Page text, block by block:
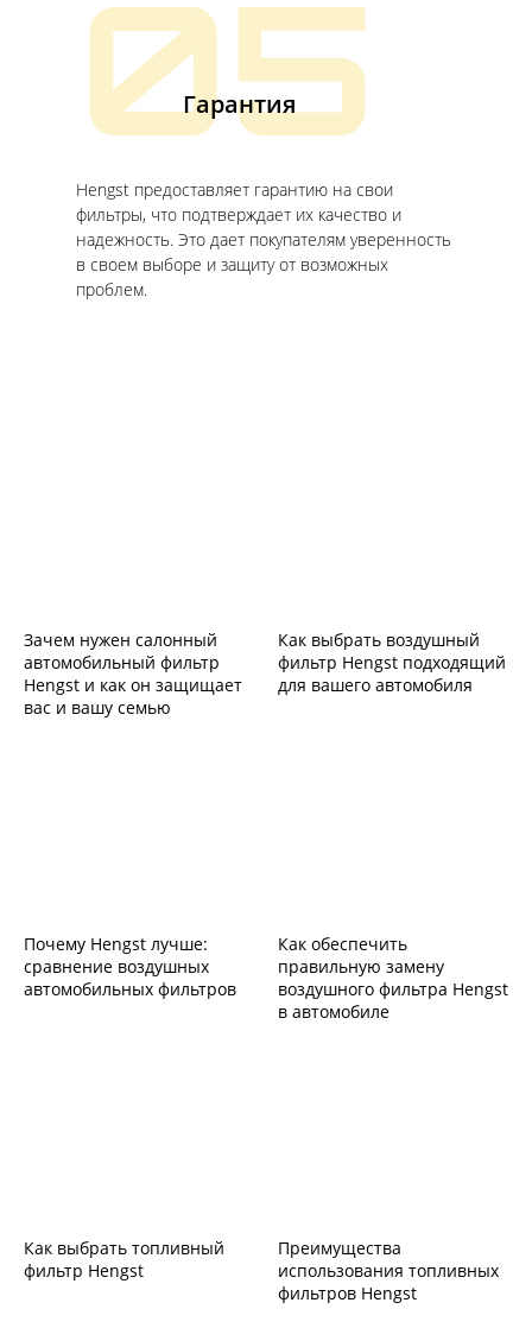
05
Гарантия
Hengst предоставляет гарантию на свои
фильтры, что подтверждает их качество и
надежность. Это дает покупателям уверенность
в своем выборе и защиту от возможных
проблем.
Зачем нужен салонный
автомобильный фильтр
Hengst и как он защищает
вас и вашу семью
Как выбрать воздушный
фильтр Hengst подходящий
для вашего автомобиля
Почему Hengst лучше:
сравнение воздушных
автомобильных фильтров
Как обеспечить
правильную замену
воздушного фильтра Hengst
в автомобиле
Как выбрать топливный
фильтр Hengst
Преимущества
использования топливных
фильтров Hengst